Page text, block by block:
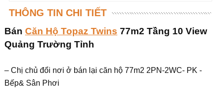
THÔNG TIN CHI TIẾT
Bán Căn Hộ Topaz Twins 77m2 Tầng 10 View
Quảng Trường Tỉnh
– Chị chủ đổi nơi ở bán lại căn hộ 77m2 2PN-2WC- PK -
Bếp& Sân Phơi